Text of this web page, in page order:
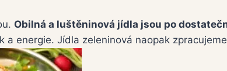
Obilná a luštěninová jídla jsou po
a energie. Jídla zeleninová naopak